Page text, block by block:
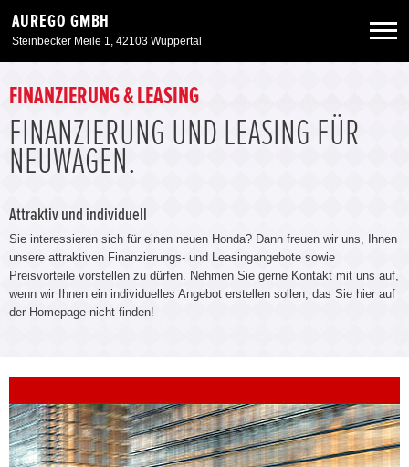
AUREGO GMBH
Steinbecker Meile 1, 42103 Wuppertal
Neuwagen
Gebrauchtwagen
Service & Zubehör
Unser Autohaus
FINANZIERUNG & LEASING
FINANZIERUNG UND LEASING FÜR
NEUWAGEN.
Attraktiv und individuell
Sie interessieren sich für einen neuen Honda? Dann freuen wir uns, Ihnen
unsere attraktiven Finanzierungs- und Leasingangebote sowie
Preisvorteile vorstellen zu dürfen. Nehmen Sie gerne Kontakt mit uns auf,
wenn wir Ihnen ein individuelles Angebot erstellen sollen, das Sie hier auf
der Homepage nicht finden!